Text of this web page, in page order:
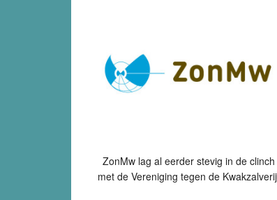
ZonMw lag al eerder stevig in de clinch
met de Vereniging tegen de